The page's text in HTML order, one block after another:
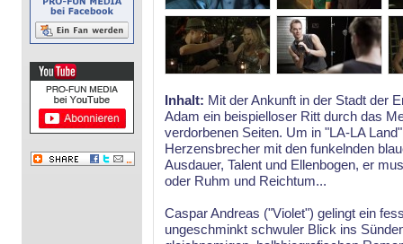
Inhalt: Mit der Ankunft in der Stadt der
Adam ein beispielloser Ritt durch das
verdorbenen Seiten. Um in "LA-LA
Herzensbrecher mit den funkelnden
Ausdauer, Talent und Ellenbogen, er
oder Ruhm und Reichtum...
Caspar Andreas ("Violet") gelingt ein
ungeschminkt schwuler Blick ins